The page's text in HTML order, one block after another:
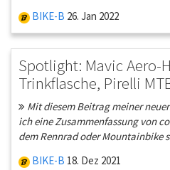
BIKE-B 26. Jan 2022
Spotlight: Mavic Aero-
Trinkflasche, Pirelli
Mit diesem Beitrag meiner
ich eine Zusammenfassung von
dem Rennrad oder Mountainbike
BIKE-B 18. Dez 2021